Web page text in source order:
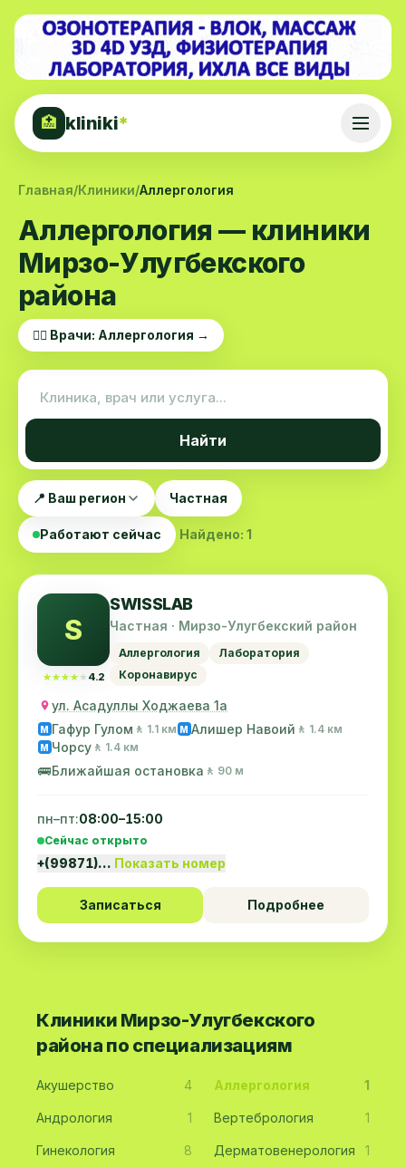
🏥 kliniki*
Главная/Клиники/Аллергология
Аллергология — клиники
Мирзо-Улугбекского
района
👨‍⚕️ Врачи: Аллергология →
Найти
📍 Ваш регион Частная
Работают сейчас Найдено: 1
S
★★★★★
★★★★★ 4.2
SWISSLAB
Частная · Мирзо-Улугбекский район
Аллергология
Лаборатория
Коронавирус
ул. Асадуллы Ходжаева 1a
M Гафур Гулом 🚶 1.1 км M Алишер Навоий 🚶 1.4 км
M Чорсу 🚶 1.4 км
🚌Ближайшая остановка 🚶 90 м
пн–пт:08:00–15:00
Сейчас открыто
+(99871)… Показать номер
Записаться Подробнее
Клиники Мирзо-Улугбекского
района по специализациям
Акушерство 4 Аллергология 1
Андрология 1 Вертебрология 1
Гинекология 8 Дерматовенерология 1